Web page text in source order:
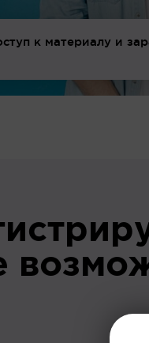
к материалу и